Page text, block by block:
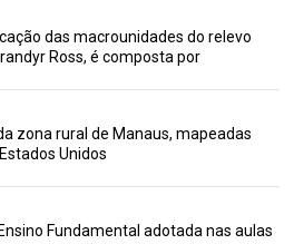
das macrounidades do relevo
Ross, é composta por
zona rural de Manaus, mapeadas
Unidos
Fundamental adotada nas aulas